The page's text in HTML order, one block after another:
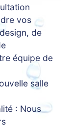
vos
de
équipe de
salle
: Nous